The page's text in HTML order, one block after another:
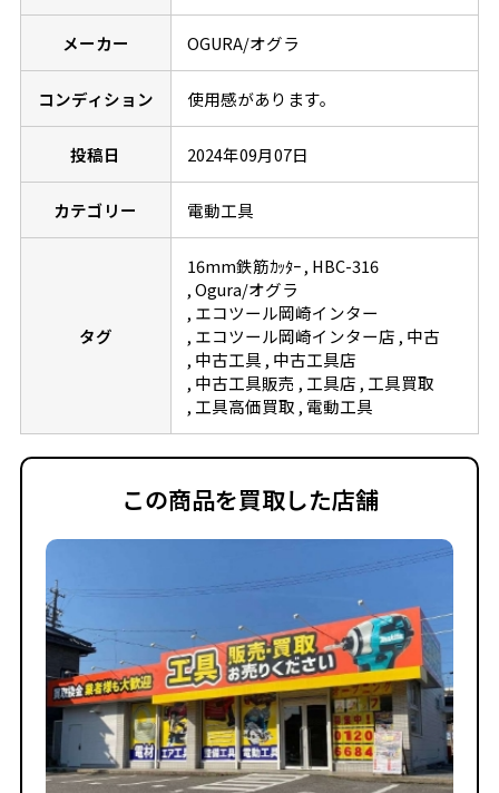
メーカー OGURA/オグラ
コンディション 使用感があります。
投稿日 2024年09月07日
カテゴリー 電動工具
タグ
16mm鉄筋ｶｯﾀｰ HBC-316
Ogura/オグラ
エコツール岡崎インター
エコツール岡崎インター店 中古
中古工具 中古工具店
中古工具販売
工具店 工具買取
工具高価買取 電動工具
この商品を買取した店舗